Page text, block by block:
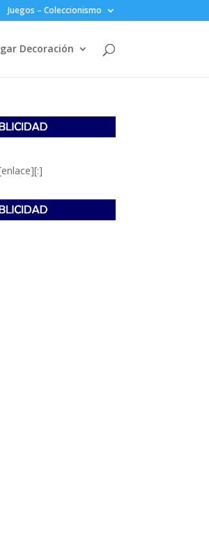
Juegos – Coleccionismo
Decoración